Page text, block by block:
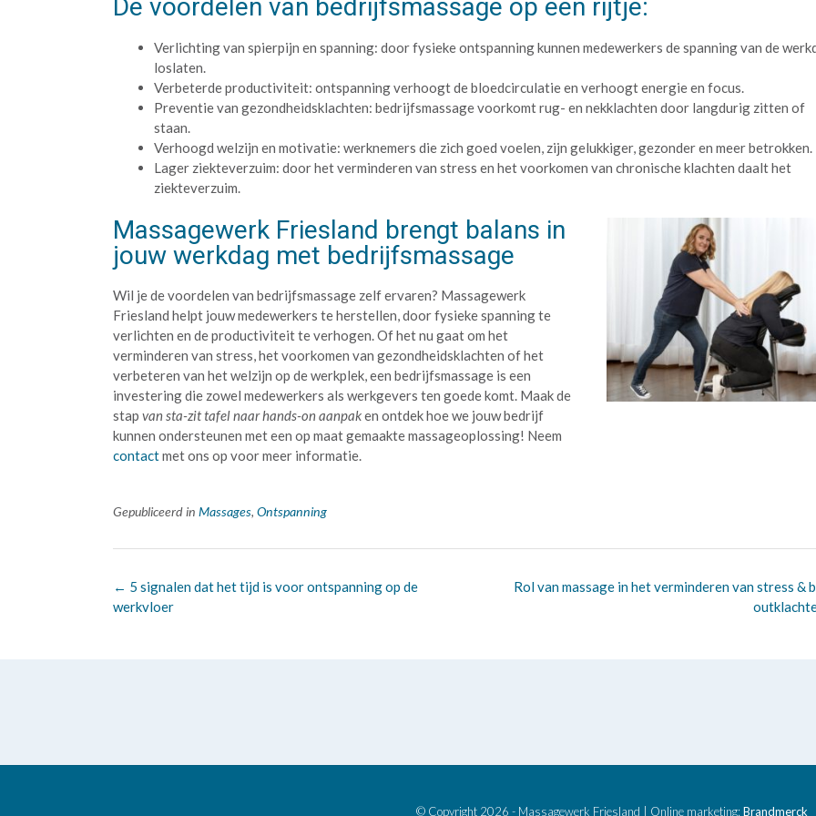
De voordelen van bedrijfsmassage op een rijtje:
Verlichting van spierpijn en spanning: door fysieke ontspanning kunnen medewerkers de spanning van de
loslaten.
Verbeterde productiviteit: ontspanning verhoogt de bloedcirculatie en verhoogt energie en focus.
Preventie van gezondheidsklachten: bedrijfsmassage voorkomt rug- en nekklachten door langdurig zitten of
staan.
Verhoogd welzijn en motivatie: werknemers die zich goed voelen, zijn gelukkiger, gezonder en meer betrokken.
Lager ziekteverzuim: door het verminderen van stress en het voorkomen van chronische klachten daalt het
ziekteverzuim.
Massagewerk Friesland brengt balans in
jouw werkdag met bedrijfsmassage
Wil je de voordelen van bedrijfsmassage zelf ervaren? Massagewerk
Friesland helpt jouw medewerkers te herstellen, door fysieke spanning te
verlichten en de productiviteit te verhogen. Of het nu gaat om het
verminderen van stress, het voorkomen van gezondheidsklachten of het
verbeteren van het welzijn op de werkplek, een bedrijfsmassage is een
investering die zowel medewerkers als werkgevers ten goede komt. Maak de
stap van sta-zit tafel naar hands-on aanpaken ontdek hoe we jouw bedrijf
kunnen ondersteunen met een op maat gemaakte massageoplossing! Neem
contactmet ons op voor meer informatie.
Gepubliceerd in Massages, Ontspanning
Bericht
navigatie
Rol van massage in het verminderen van stress &
← 5 signalen dat het tijd is voor ontspanning op de
werkvloer
© Copyright 2026 - Massagewerk Friesland | Online marketing: Brandmerck